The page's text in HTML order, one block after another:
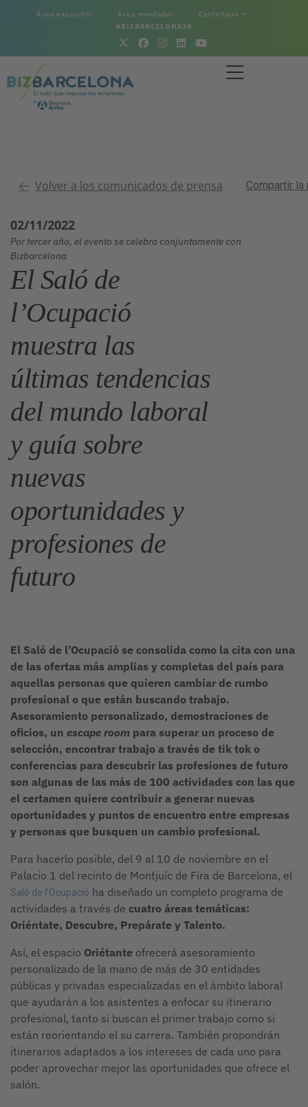
Área expositor Área montador Castellano
#BIZBARCELONA26
Volver a los comunicados de prensa Compartir la
02/11/2022
Por tercer año, el evento se celebra conjuntamente con
Bizbarcelona
El Saló de
l’Ocupació
muestra las
últimas tendencias
del mundo laboral
y guía sobre
nuevas
oportunidades y
profesiones de
futuro
El Saló de l’Ocupació se consolida como la cita con una
de las ofertas más amplias y completas del país para
aquellas personas que quieren cambiar de rumbo
profesional o que están buscando trabajo.
Asesoramiento personalizado, demostraciones de
oficios, un escape room para superar un proceso de
selección, encontrar trabajo a través de tik tok o
conferencias para descubrir las profesiones de futuro
son algunas de las más de 100 actividades con las que
el certamen quiere contribuir a generar nuevas
oportunidades y puntos de encuentro entre empresas
y personas que busquen un cambio profesional.
Para hacerlo posible, del 9 al 10 de noviembre en el
Palacio 1 del recinto de Montjuïc de Fira de Barcelona, el
Saló de l’Ocupació ha diseñado un completo programa de
actividades a través de cuatro áreas temáticas:
Oriéntate, Descubre, Prepárate y Talento.
Así, el espacio Oriétante ofrecerá asesoramiento
personalizado de la mano de más de 30 entidades
públicas y privadas especializadas en el ámbito laboral
que ayudarán a los asistentes a enfocar su itinerario
profesional, tanto si buscan el primer trabajo como si
están reorientando el su carrera. También propondrán
itinerarios adaptados a los intereses de cada uno para
poder aprovechar mejor las oportunidades que ofrece el
salón.